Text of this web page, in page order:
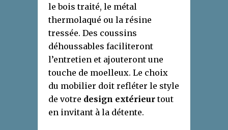
le bois traité, le métal
thermolaqué ou la résine
tressée. Des coussins
déhoussables faciliteront
l’entretien et ajouteront une
touche de moelleux. Le choix
du mobilier doit refléter le style
de votre design extérieurtout
en invitant à la détente.